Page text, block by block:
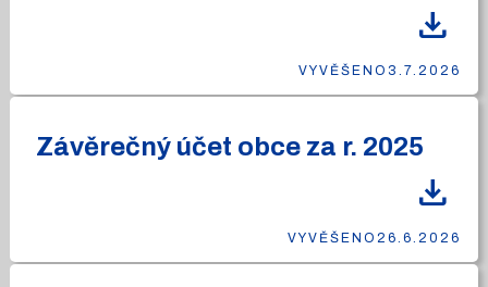
download
VYVĚŠENO 3.7.2026
Závěrečný účet obce za r. 2025
download
VYVĚŠENO 26.6.2026